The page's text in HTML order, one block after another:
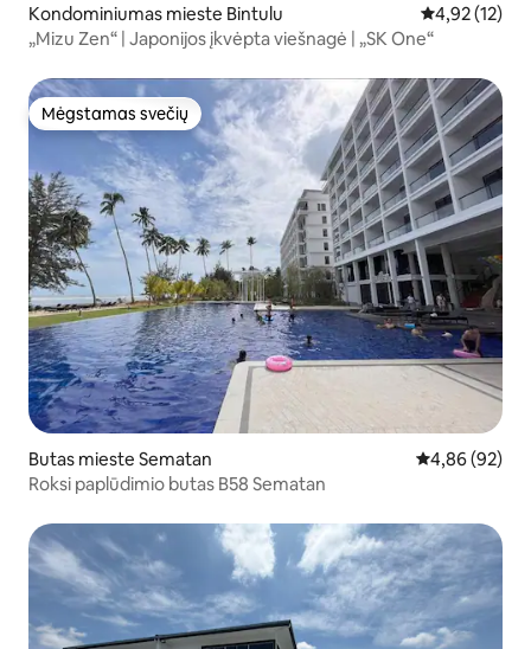
Kondominiumas mieste Bintulu Vidutinis
4,92 (12)
„Mizu Zen“ | Japonijos įkvėpta viešnagė | „SK One“
Mėgstamas svečių
Mėgstamas svečių
Butas mieste Sematan Vidutinis
4,86 (92)
Roksi paplūdimio butas B58 Sematan